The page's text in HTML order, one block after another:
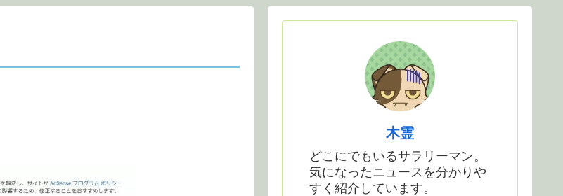
木霊
どこにでもいるサラリーマン。
気になったニュースを分かりや
すく紹介しています。